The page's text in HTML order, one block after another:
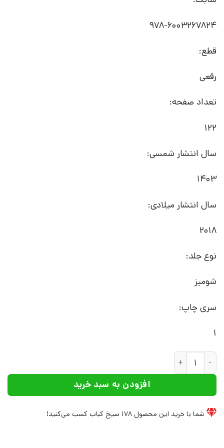
978-6003267824
قطع:
رقعی
تعداد صفحه:
122
سال انتشار شمسی:
1403
سال انتشار میلادی:
2018
نوع جلد:
شومیز
سری چاپ:
1
کتاب متداکتینگ برای نویسندگان | انتشارات افراز عدد
افزودن به سبد خرید
شما با خرید این محصول 178 سیخ کباب کسب می‌کنید!